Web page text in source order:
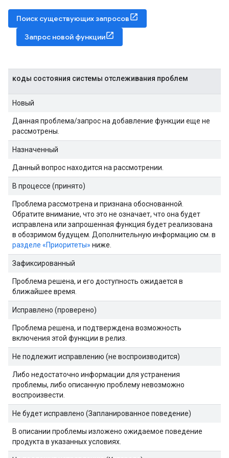
Поиск существующих запросов
Запрос новой функции
коды состояния системы отслеживания проблем
Новый
Данная проблема/запрос на добавление функции еще не
рассмотрены.
Назначенный
Данный вопрос находится на рассмотрении.
В процессе (принято)
Проблема рассмотрена и признана обоснованной.
Обратите внимание, что это не означает, что она будет
исправлена ​​или запрошенная функция будет реализована
в обозримом будущем. Дополнительную информацию см. в
разделе «Приоритеты» ниже.
Зафиксированный
Проблема решена, и его доступность ожидается в
ближайшее время.
Исправлено (проверено)
Проблема решена, и подтверждена возможность
включения этой функции в релиз.
Не подлежит исправлению (не воспроизводится)
Либо недостаточно информации для устранения
проблемы, либо описанную проблему невозможно
воспроизвести.
Не будет исправлено (Запланированное поведение)
В описании проблемы изложено ожидаемое поведение
продукта в указанных условиях.